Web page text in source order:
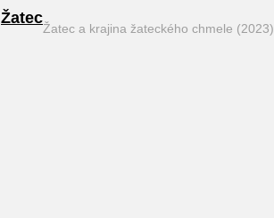
Žatec
Žatec a krajina žateckého chmele (2023)